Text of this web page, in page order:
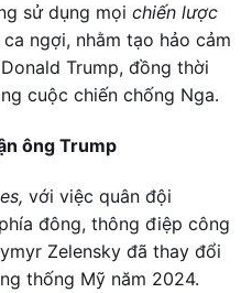
sử dụng mọi chiến lược
ngợi, nhằm tạo hảo cảm
Trump, đồng thời
cuộc chiến chống Nga.
ông Trump
với việc quân đội
đông, thông điệp công
Zelensky đã thay đổi
thống Mỹ năm 2024.